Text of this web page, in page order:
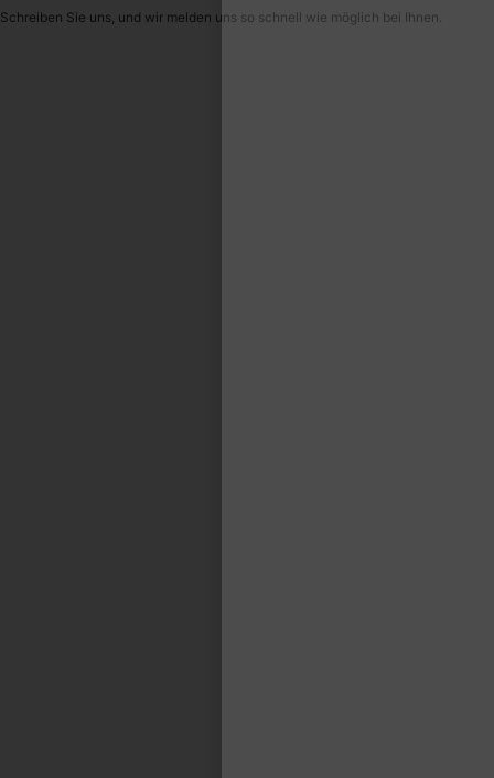
Schreiben Sie uns, und wir melden uns so schnell wie möglich bei Ihnen.